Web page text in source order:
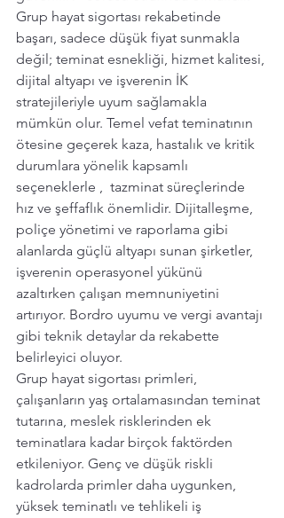
Grup hayat sigortası rekabetinde
başarı, sadece düşük fiyat sunmakla
değil; teminat esnekliği, hizmet kalitesi,
dijital altyapı ve işverenin İK
stratejileriyle uyum sağlamakla
mümkün olur. Temel vefat teminatının
ötesine geçerek kaza, hastalık ve kritik
durumlara yönelik kapsamlı
seçeneklerle ,  tazminat süreçlerinde
hız ve şeffaflık önemlidir. Dijitalleşme,
poliçe yönetimi ve raporlama gibi
alanlarda güçlü altyapı sunan şirketler,
işverenin operasyonel yükünü
azaltırken çalışan memnuniyetini
artırıyor. Bordro uyumu ve vergi avantajı
gibi teknik detaylar da rekabette
belirleyici oluyor.
Grup hayat sigortası primleri,
çalışanların yaş ortalamasından teminat
tutarına, meslek risklerinden ek
teminatlara kadar birçok faktörden
etkileniyor. Genç ve düşük riskli
kadrolarda primler daha uygunken,
yüksek teminatlı ve tehlikeli iş